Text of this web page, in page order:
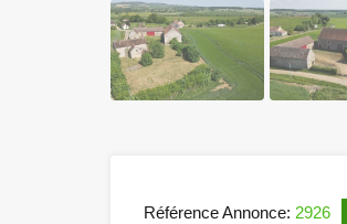
Référence Annonce: 2926